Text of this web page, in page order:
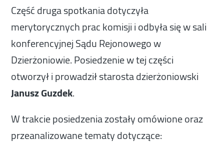
Część druga spotkania dotyczyła
merytorycznych prac komisji i odbyła się w sali
konferencyjnej Sądu Rejonowego w
Dzierżoniowie. Posiedzenie w tej części
otworzył i prowadził starosta dzierżoniowski
Janusz Guzdek.
W trakcie posiedzenia zostały omówione oraz
przeanalizowane tematy dotyczące: